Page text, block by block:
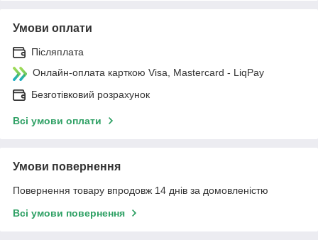
Умови оплати
Післяплата
Онлайн-оплата карткою Visa, Mastercard - LiqPay
Безготівковий розрахунок
Всі умови оплати
Умови повернення
Повернення товару впродовж 14 днів за домовленістю
Всі умови повернення